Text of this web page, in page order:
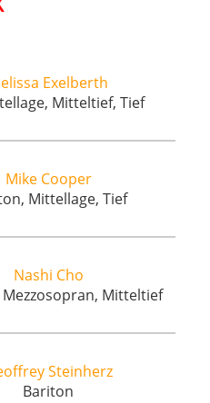
Exelberth
Mitteltief, Tief
Mike Cooper
Mittellage, Tief
Nashi Cho
Mitteltief
Steinherz
Bariton